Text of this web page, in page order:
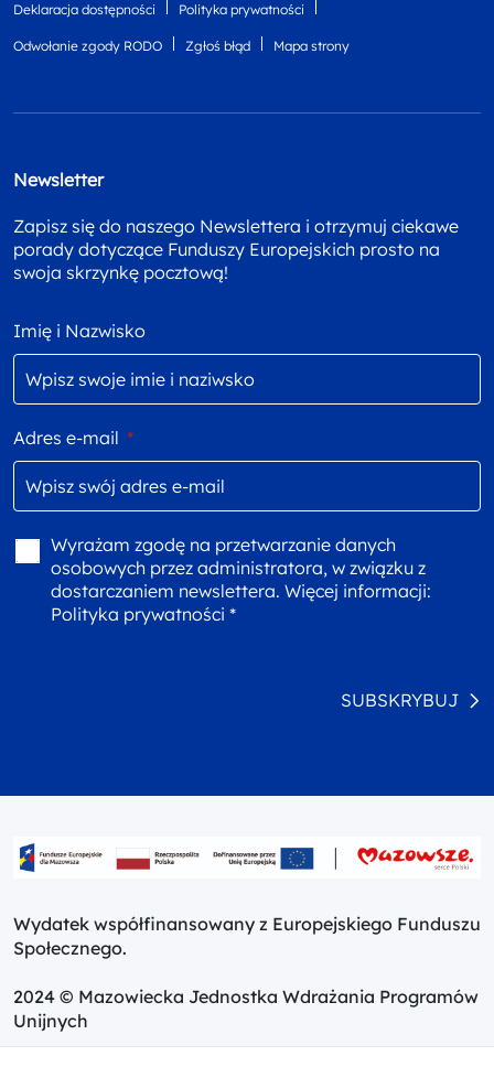
Deklaracja dostępności Polityka prywatności
Odwołanie zgody RODO Zgłoś błąd Mapa strony
Newsletter
Zapisz się do naszego Newslettera i otrzymuj ciekawe
porady dotyczące Funduszy Europejskich prosto na
swoja skrzynkę pocztową!
Imię i Nazwisko
Adres e-mail *
Wyrażam zgodę na przetwarzanie danych
osobowych przez administratora, w związku z
dostarczaniem newslettera. Więcej informacji:
Polityka prywatności *
SUBSKRYBUJ
Wydatek współfinansowany z Europejskiego Funduszu
Społecznego.
2024 © Mazowiecka Jednostka Wdrażania Programów
Unijnych